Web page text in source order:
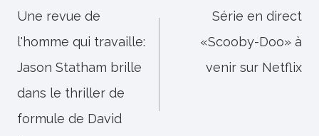
de
l’article
Une revue de
l'homme qui travaille:
Jason Statham brille
dans le thriller de
formule de David
Série en direct
«Scooby-Doo» à
venir sur Netflix